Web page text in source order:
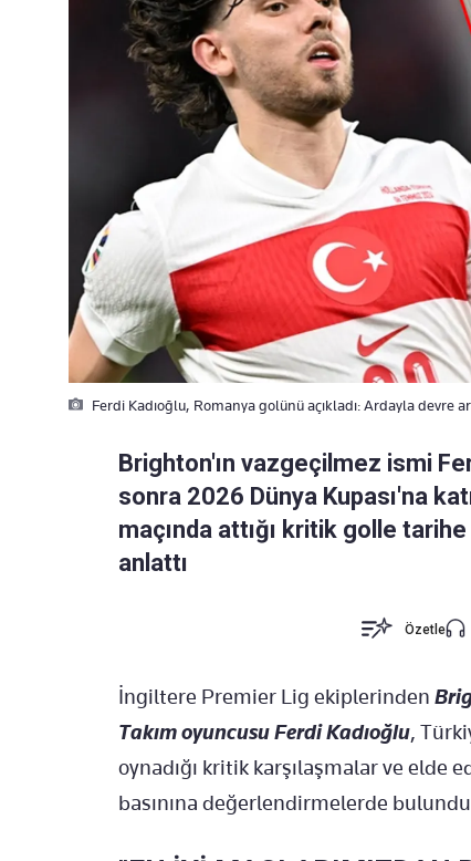
Ferdi Kadıoğlu, Romanya golünü açıkladı: Ardayla devre
Brighton'ın vazgeçilmez ismi
sonra 2026 Dünya Kupası'na
maçında attığı kritik golle tarihe
anlattı
Özetle
İngiltere Premier Lig ekiplerinden
Takım oyuncusu Ferdi Kadıoğlu,
oynadığı kritik karşılaşmalar ve elde
basınına değerlendirmelerde